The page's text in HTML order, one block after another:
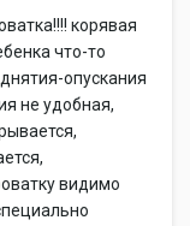
корявая
что-то
опускания
не удобная,
видимо